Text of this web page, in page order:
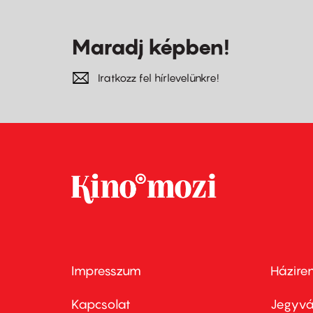
Maradj képben!
Iratkozz fel hírlevelünkre!
Footer
menu
Impresszum
Kapcsolat